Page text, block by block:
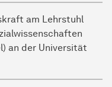
am Lehrstuhl
an der Universität